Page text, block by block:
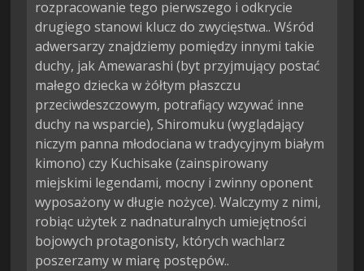
rozpracowanie tego pierwszego i odkrycie
drugiego stanowi klucz do zwycięstwa.. Wśród
adwersarzy znajdziemy pomiędzy innymi takie
duchy, jak Amewarashi (byt przyjmujący postać
małego dziecka w żółtym płaszczu
przeciwdeszczowym, potrafiący wzywać inne
duchy na wsparcie), Shiromuku (wyglądający
niczym panna młodociana w tradycyjnym białym
kimono) czy Kuchisake (zainspirowany
miejskimi legendami, mocny i zwinny oponent
wyposażony w długie nożyce). Walczymy z nimi,
robiąc użytek z nadnaturalnych umiejętności
bojowych protagonisty, których wachlarz
poszerzamy w miarę postępów..